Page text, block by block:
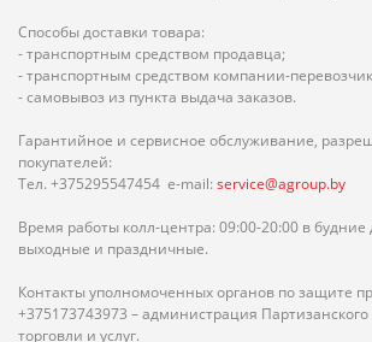
Способы доставки товара:
- транспортным средством продавца;
- транспортным средством компании-
- самовывоз из пункта выдача заказов.
Гарантийное и сервисное обслуживание,
покупателей:
Тел. +375295547454 e-mail: service@agroup.by
Время работы колл-центра: 09:00-20:00 в будние
выходные и праздничные.
Контакты уполномоченных органов по защите
+375173743973 – администрация
торговли и услуг.